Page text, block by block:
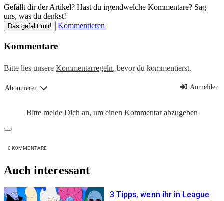
Gefällt dir der Artikel? Hast du irgendwelche Kommentare? Sag
uns, was du denkst!
Das gefällt mir! Kommentieren
Kommentare
Bitte lies unsere Kommentarregeln, bevor du kommentierst.
Abonnieren Anmelden
Bitte melde Dich an, um einen Kommentar abzugeben
0 KOMMENTARE
Auch interessant
3 Tipps, wenn ihr in League